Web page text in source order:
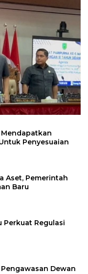
Penyesuaian
Aset, Pemerintah
Baru
Perkuat Regulasi
Dewan